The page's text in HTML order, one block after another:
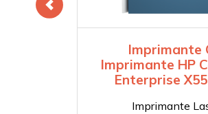
Imprimante
Imprimante HP
Enterprise
Imprimante